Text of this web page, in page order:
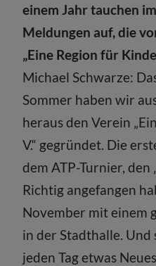
einem Jahr tauchen
Meldungen auf, die
„Eine Region für
Michael Schwarze:
Sommer haben wir
heraus den Verein
V.“ gegründet. Die
dem ATP-Turnier, den
Richtig angefangen
November mit einem
in der Stadthalle. Und
jeden Tag etwas